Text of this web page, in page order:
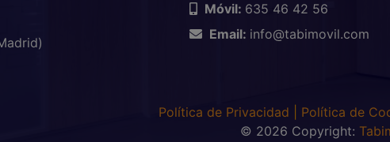
Móvil: 635 46 42 56
Email: info@tabimovil.com
Política de Privacidad Política de
© 2026 Copyright: